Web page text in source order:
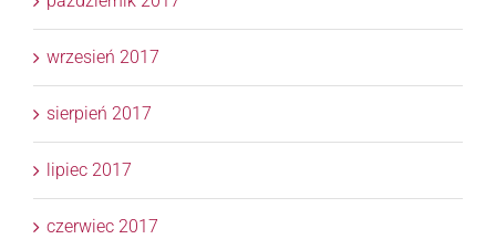
wrzesień 2017
sierpień 2017
lipiec 2017
czerwiec 2017